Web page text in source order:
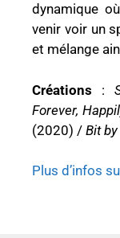
dynamique
venir voir un
et mélange
Créations :
Forever,
(2020) / Bit
Plus d’infos